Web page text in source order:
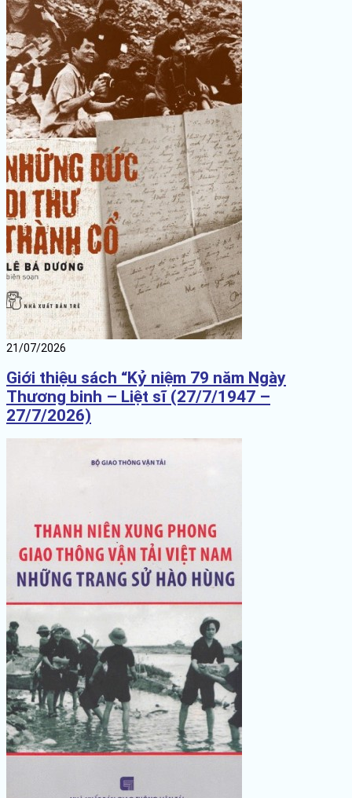
21/07/2026
Giới thiệu sách “Kỷ niệm 79 năm Ngày
Thương binh – Liệt sĩ (27/7/1947 –
27/7/2026)